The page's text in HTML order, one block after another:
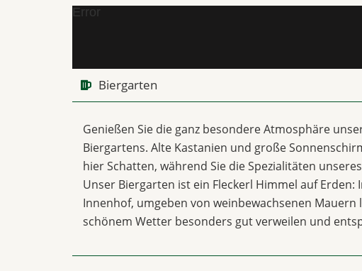
Error
Biergarten
Genießen Sie die ganz besondere Atmosphäre
Biergartens. Alte Kastanien und große
hier Schatten, während Sie die Spezialitäten
Unser Biergarten ist ein Fleckerl Himmel auf Erden:
Innenhof, umgeben von weinbewachsenen Mauern
schönem Wetter besonders gut verweilen und